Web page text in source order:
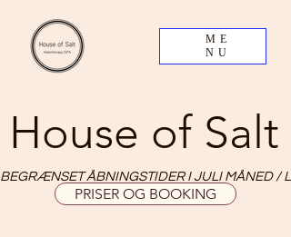
ME
NU
House of Salt
PRISER OG BOOKING
BEGRÆNSET ÅBNINGSTIDER I JULI MÅNED /